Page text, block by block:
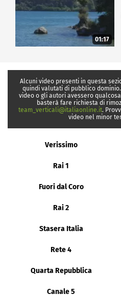
01:17
Alcuni video presenti in questa
quindi valutati di pubblico
video o gli autori avessero
basterà fare richiesta di
team_verticali@italiaonline.it.
video nel minor
Verissimo
Rai 1
Fuori dal Coro
Rai 2
Stasera Italia
Rete 4
Quarta Repubblica
Canale 5